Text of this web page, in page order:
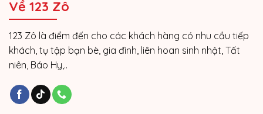
Về 123 Zô
123 Zô là điểm đến cho các khách hàng có nhu cầu tiếp
khách, tụ tập bạn bè, gia đình, liên hoan sinh nhật, Tất
niên, Báo Hy,..